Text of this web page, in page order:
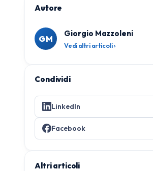
Autore
GM
Giorgio Mazzoleni
Vedi altri articoli ›
Condividi
LinkedIn
Facebook
Altri articoli